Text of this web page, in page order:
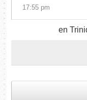
en